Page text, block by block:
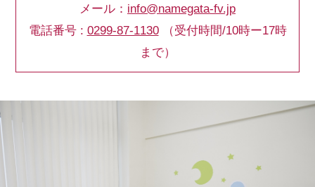
メール： info@namegata-fv.jp
電話番号 : 0299-87-1130
（受付時間/10時ー17時
まで）